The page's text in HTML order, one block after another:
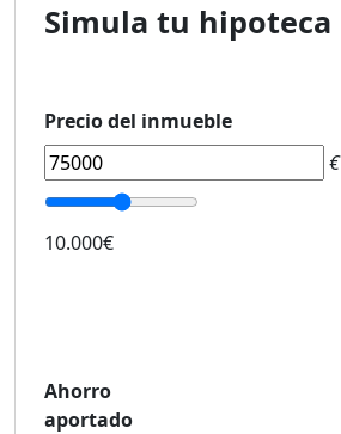
Simula tu hipoteca
Precio del inmueble
€
10.000€
Ahorro
aportado